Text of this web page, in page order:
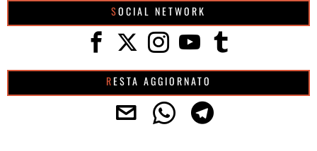
SOCIAL NETWORK
RESTA AGGIORNATO